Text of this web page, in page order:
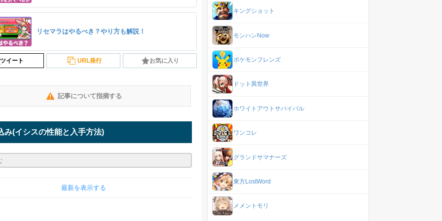
リセマラはやるべき？やり方も解説！
ツイート URL発行 お気に入り
記事について指摘する
み(イシスの性能と入手方法)
最新を表示する
キングショット
モンハンNow
ポケモンフレンズ
ドット異世界
ホワイトアウトサバイバル
ワンコレ
グランドサマナーズ
東方LostWord
メメントモリ